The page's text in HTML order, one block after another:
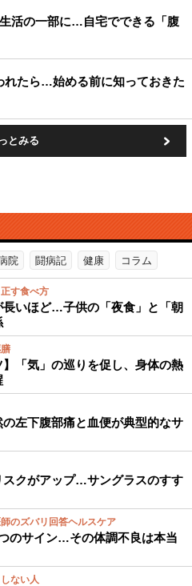
活の一部に…自宅でできる「腹
れたら…始める前に知っておきた
とみる
院 闘病記 健康 コラム
す食べ方
長いほど…子供の「夜食」と「朝
】「気」の巡りを促し、身体の熱
の左下腹部痛と血便が典型的なサ
スクがアップ…サングラスのすす
のズバリ回答ヘルスケア
のサイン…その体調不良は本当
ない人